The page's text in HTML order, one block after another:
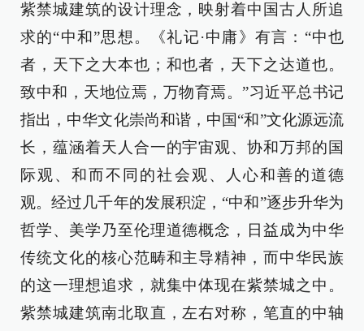
紫禁城建筑的设计理念，映射着中国古人所追
求的“中和”思想。《礼记·中庸》有言：“中也
者，天下之大本也；和也者，天下之达道也。
致中和，天地位焉，万物育焉。”习近平总书记
指出，中华文化崇尚和谐，中国“和”文化源远流
长，蕴涵着天人合一的宇宙观、协和万邦的国
际观、和而不同的社会观、人心和善的道德
观。经过几千年的发展积淀，“中和”逐步升华为
哲学、美学乃至伦理道德概念，日益成为中华
传统文化的核心范畴和主导精神，而中华民族
的这一理想追求，就集中体现在紫禁城之中。
紫禁城建筑南北取直，左右对称，笔直的中轴